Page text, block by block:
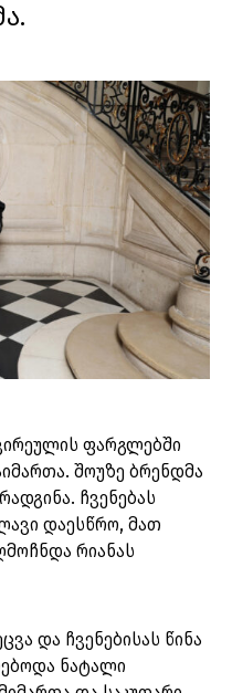
ფარგლებში
შოუზე ბრენდმა
ჩვენებას
დაესწრო, მათ
რიანას
და ჩვენებისას წინა
ნატალი